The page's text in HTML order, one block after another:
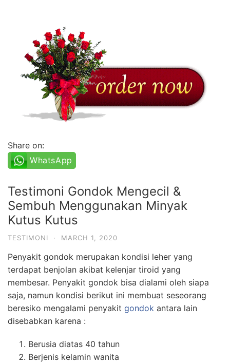
Share on:
WhatsApp
Testimoni Gondok Mengecil &
Sembuh Menggunakan Minyak
Kutus Kutus
TESTIMONI · MARCH 1, 2020
Penyakit gondok merupakan kondisi leher yang
terdapat benjolan akibat kelenjar tiroid yang
membesar. Penyakit gondok bisa dialami oleh siapa
saja, namun kondisi berikut ini membuat seseorang
beresiko mengalami penyakit gondok antara lain
disebabkan karena :
Berusia diatas 40 tahun
Berjenis kelamin wanita